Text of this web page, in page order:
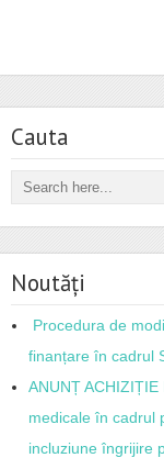
Cauta
Noutăți
Procedura de
finanțare în cadrul
ANUNȚ
medicale în cadrul
incluziune îngrijire